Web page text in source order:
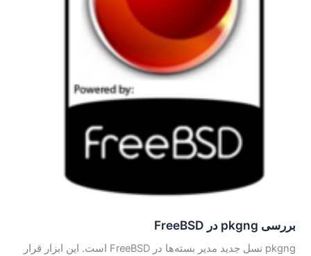
بررسی pkgng در FreeBSD
pkgng نسل جدید مدیر بسته‌ها در FreeBSD است. این ابزار قرار